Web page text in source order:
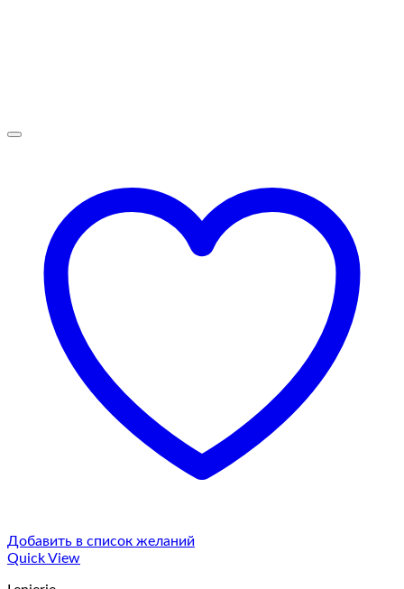
Добавить в список желаний
Quick View